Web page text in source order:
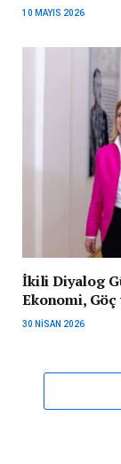
10 MAYIS 2026
İkili Diyalog
Ekonomi,
30 NISAN 2026